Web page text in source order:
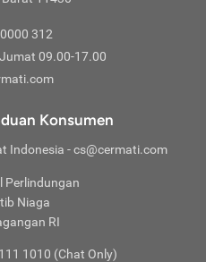
rendah
Jika
Kredit
312
09.00-17.00
Konsumen
Indonesia - cs@cermati.com
Perlindungan
Niaga
RI
1010 (Chat Only)